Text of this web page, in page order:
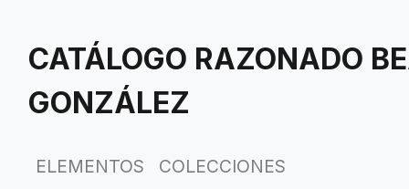
contenido
CATÁLOGO RAZONADO
GONZÁLEZ
ELEMENTOS
COLECCIONES